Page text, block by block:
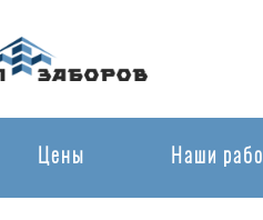
Цены Наши